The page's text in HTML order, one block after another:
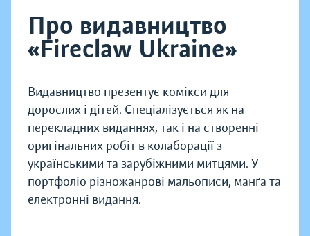
Про видавництво
«Fireclaw Ukraine»
Видавництво презентує комікси для
дорослих і дітей. Спеціалізується як на
перекладних виданнях, так і на створенні
оригінальних робіт в колаборації з
українськими та зарубіжними митцями. У
портфоліо різножанрові мальописи, манґа та
електронні видання.